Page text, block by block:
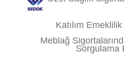
Katılım
Meblağ
Sorgulama